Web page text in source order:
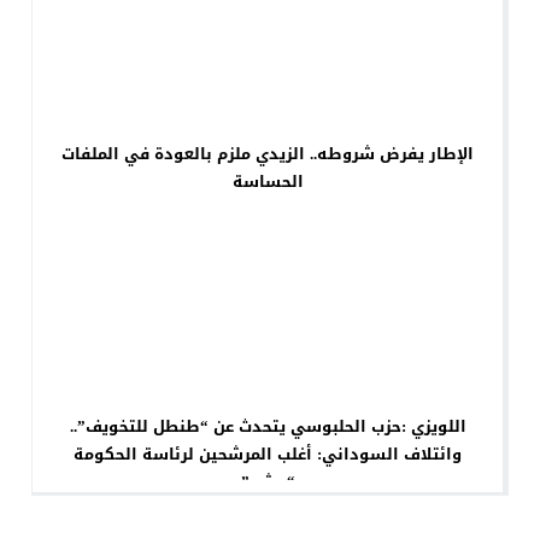
الإطار يفرض شروطه.. الزيدي ملزم بالعودة في الملفات
الحساسة
اللويزي :حزب الحلبوسي يتحدث عن “طنطل للتخويف”..
وائتلاف السوداني: أغلب المرشحين لرئاسة الحكومة
“حشو”